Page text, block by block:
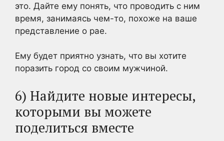
это. Дайте ему понять, что проводить с ним
время, занимаясь чем-то, похоже на ваше
представление о рае.
Ему будет приятно узнать, что вы хотите
поразить город со своим мужчиной.
6) Найдите новые интересы,
которыми вы можете
поделиться вместе